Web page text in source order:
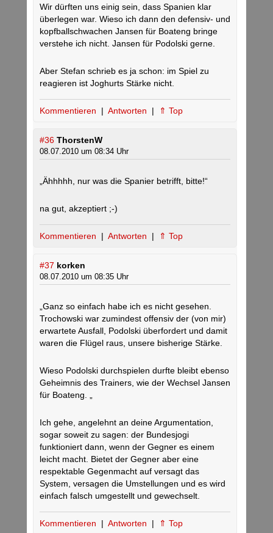
Wir dürften uns einig sein, dass Spanien klar
überlegen war. Wieso ich dann den defensiv- und
kopfballschwachen Jansen für Boateng bringe
verstehe ich nicht. Jansen für Podolski gerne.
Aber Stefan schrieb es ja schon: im Spiel zu
reagieren ist Joghurts Stärke nicht.
Kommentieren | Antworten | ⇑ Top
#36 ThorstenW
08.07.2010 um 08:34 Uhr
„Ähhhhh, nur was die Spanier betrifft, bitte!“
na gut, akzeptiert ;-)
Kommentieren | Antworten | ⇑ Top
#37 korken
08.07.2010 um 08:35 Uhr
„Ganz so einfach habe ich es nicht gesehen.
Trochowski war zumindest offensiv der (von mir)
erwartete Ausfall, Podolski überfordert und damit
waren die Flügel raus, unsere bisherige Stärke.
Wieso Podolski durchspielen durfte bleibt ebenso
Geheimnis des Trainers, wie der Wechsel Jansen
für Boateng. „
Ich gehe, angelehnt an deine Argumentation,
sogar soweit zu sagen: der Bundesjogi
funktioniert dann, wenn der Gegner es einem
leicht macht. Bietet der Gegner aber eine
respektable Gegenmacht auf versagt das
System, versagen die Umstellungen und es wird
einfach falsch umgestellt und gewechselt.
Kommentieren | Antworten | ⇑ Top